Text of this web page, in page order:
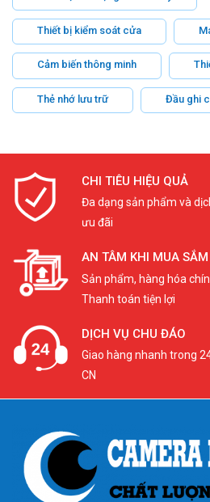
Thiết bị kiểm soát cửa
Cảm biến thông minh
Thẻ nhớ lưu trữ Đầu ghi
CHI TIÊU HIỆU QUẢ
Đa dạng sản phẩm và
ưu đãi
AN TÂM KHI MUA SẮM
Sản phẩm, hàng hóa
Thanh toán tiện lợi
DỊCH VỤ CHU ĐÁO
Giao hàng nhanh trong
CN